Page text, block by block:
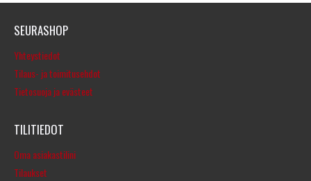
SEURASHOP
Yhteystiedot
Tilaus- ja toimitusehdot
Tietosuoja ja evästeet
TILITIEDOT
Oma asiakastilini
Tilaukset